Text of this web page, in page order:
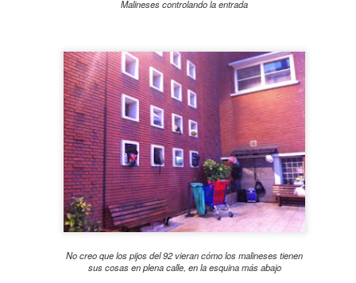
Malineses controlando la entrada
No creo que los pijos del 92 vieran cómo los malineses tienen
sus cosas en plena calle, en la esquina más abajo
Del parte de la ambulancia este 28 de octubre. Qué bien que funciona el Sámur
Publicado4th November 2015porPilar Pérez
Etiquetas:eventos y galas transformada por el posbolonio